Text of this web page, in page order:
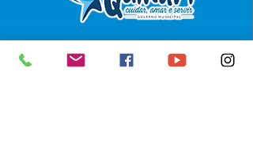
SERVIÇO DE ATENDIMENTO AO
CIDADÃO (SIC) E OUVIDORIA